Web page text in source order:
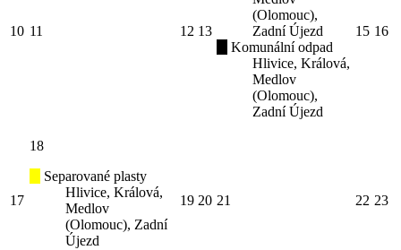
10 11 12 13
(Olomouc),
Zadní Újezd
Komunální odpad
Hlivice, Králová,
Medlov
(Olomouc),
Zadní Újezd
15 16
17
18
Separované plasty
Hlivice, Králová,
Medlov
(Olomouc), Zadní
Újezd
19 20 21 22 23